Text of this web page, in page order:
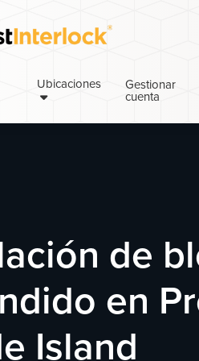
Ubicaciones
Gestionar
cuenta
de
en
Island